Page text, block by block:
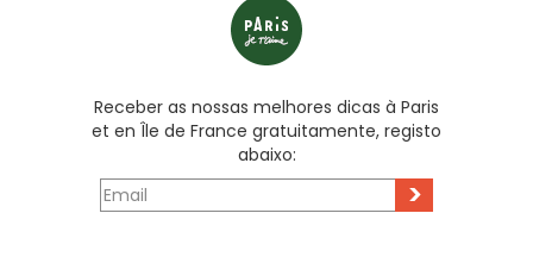
Receber as nossas melhores dicas à Paris
et en Île de France gratuitamente, registo
abaixo:
>